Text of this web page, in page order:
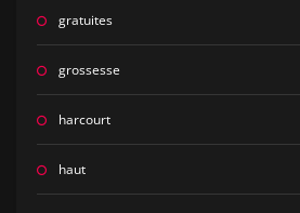
gratuites
grossesse
harcourt
haut